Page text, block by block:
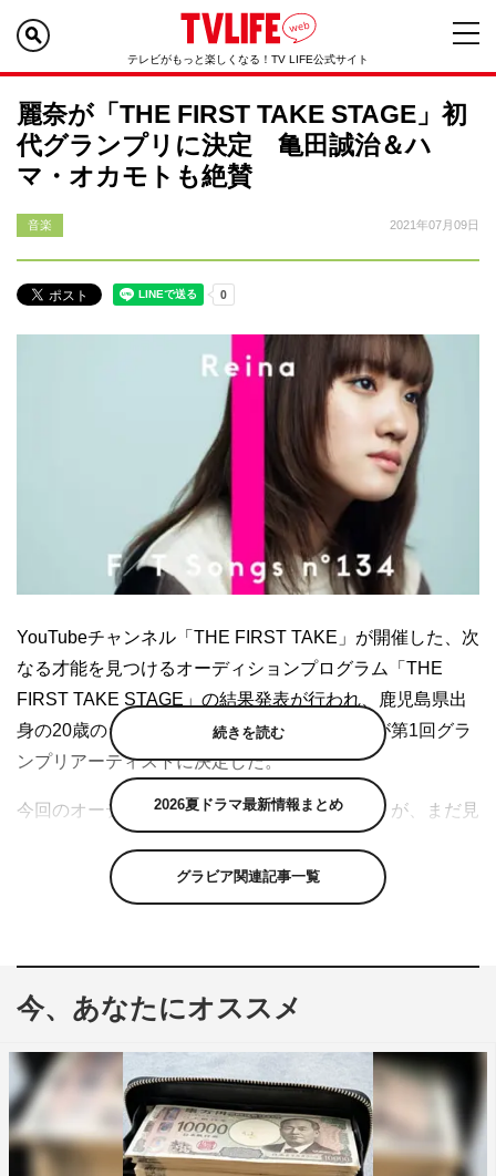
テレビがもっと楽しくなる！TV LIFE公式サイト
麗奈が「THE FIRST TAKE STAGE」初
代グランプリに決定 亀田誠治＆ハ
マ・オカモトも絶賛
音楽 2021年07月09日
YouTubeチャンネル「THE FIRST TAKE」が開催した、次
なる才能を見つけるオーディションプログラム「THE
FIRST TAKE STAGE」の結果発表が行われ、鹿児島県出
身の20歳のシンガー・ソングライター、麗奈が第1回グラ
ンプリアーティストに決定した。
今回のオーディションは「THE FIRST TAKE」が、まだ見
ョンプログラム。昨年11月に応募が開始され、数々の選考
を経て、グランプリが選ばれた。グランプリに決定した麗
ベル「THE FIRST TAKE MUSIC」からのデジタルリリー
スが約束されている。
「ゲスト選考委員」である亀田誠治、ハマ・オカモト
（OKAMOTO’S）、Billboard JAPAN編集長・高嶋直子、
そして「THE FIRST TAKE PROJECT 選考委員」の清水
恵介、長山一樹、木下健太郎、甲田まひるの計7人が実
続きを読む
2026夏ドラマ最新情報まとめ
グラビア関連記事一覧
今、あなたにオススメ